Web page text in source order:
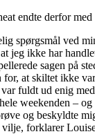
endte derfor
spørgsmål ved
jeg ikke har
sagen på
at skiltet ikke
fuldt ud enig
weekenden – og
og beskyldte
vilje, forklarer